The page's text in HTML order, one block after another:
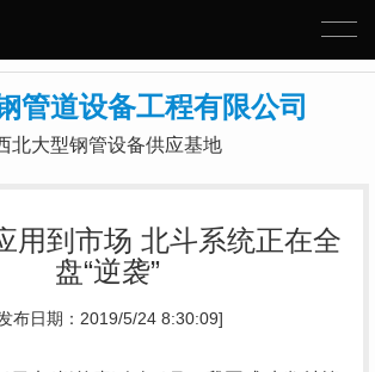
管道设备工程有限公司
北大型钢管设备供应基地
用到市场 北斗系统正在全
盘“逆袭”
布日期：2019/5/24 8:30:09]